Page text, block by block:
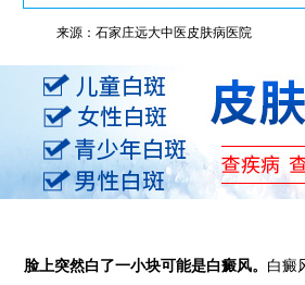
来源：石家庄远大中医皮肤病医院
脸上突然白了一小块可能是白癜风。 白癜